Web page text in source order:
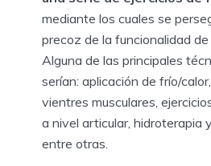
mediante los cuales se
precoz de la funcionalidad
Alguna de las principales
serían: aplicación de frío/
vientres musculares,
a nivel articular, hidroterapia
entre otras.